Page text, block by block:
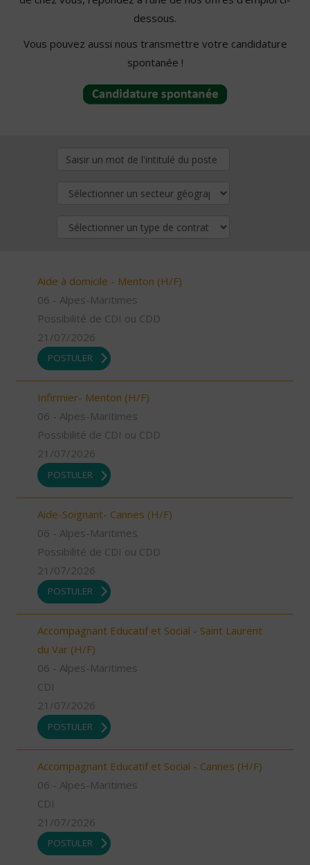
dessous.
Vous pouvez aussi nous transmettre votre candidature
spontanée !
Aide à domicile - Menton (H/F)
06 - Alpes-Maritimes
Possibilité de CDI ou CDD
21/07/2026
POSTULER
Infirmier- Menton (H/F)
06 - Alpes-Maritimes
Possibilité de CDI ou CDD
21/07/2026
POSTULER
Aide-Soignant- Cannes (H/F)
06 - Alpes-Maritimes
Possibilité de CDI ou CDD
21/07/2026
POSTULER
Accompagnant Educatif et Social - Saint Laurent
du Var (H/F)
06 - Alpes-Maritimes
CDI
21/07/2026
POSTULER
Accompagnant Educatif et Social - Cannes (H/F)
06 - Alpes-Maritimes
CDI
21/07/2026
POSTULER